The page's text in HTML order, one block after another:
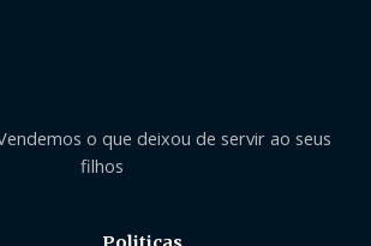
o que deixou de servir ao seus
filhos